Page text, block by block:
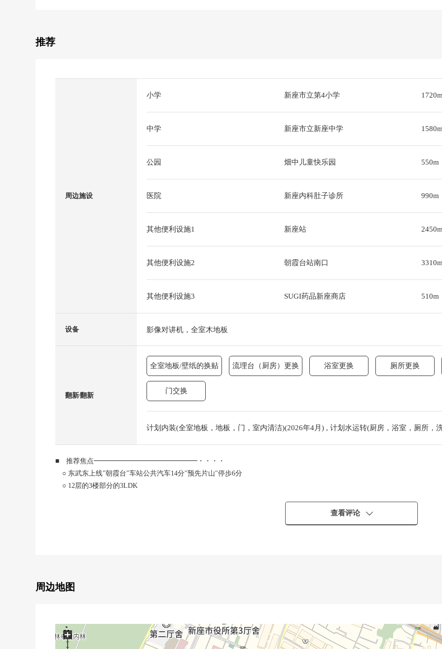
推荐
周边施设
小学 新座市立第4小学
中学 新座市立新座中学
公园 畑中儿童快乐园 550m
医院 新座内科肚子诊所 990m
其他便利设施1 新座站
其他便利设施2 朝霞台站南口
其他便利设施3 SUGI药品新座商店 510m
设备 影像对讲机，全室木地板
翻新⁄翻新
全室地板/壁纸的换贴 流理台（厨房）更换 浴室更换 厕所更换
门交换
计划内装(全室地板，地板，门，室内清洁)(2026年4月) , 计划水运转(厨房，浴室，厕所，
■ 推荐焦点━━━━━━━━━━━━━━━・・・・
○ 东武东上线"朝霞台"车站公共汽车14分"预先片山"停歩6分
○ 12层的3楼部分的3LDK
■ 翻新实施(2026年4月完毕)━━━━━━━━━━━━━━━・・・・
○ 组合厨房交换
○ 盥洗台交换
查看评论
周边地图
+